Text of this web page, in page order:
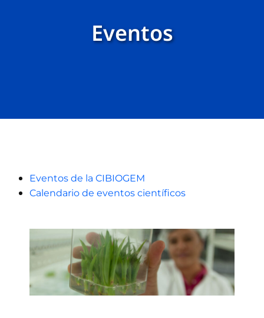
Eventos
Eventos de la CIBIOGEM
Calendario de eventos científicos